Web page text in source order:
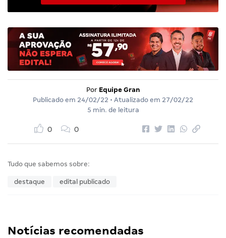
Por Equipe Gran
Publicado em 24/02/22 • Atualizado em 27/02/22
5 min. de leitura
0 0
Tudo que sabemos sobre:
destaque edital publicado
Notícias recomendadas